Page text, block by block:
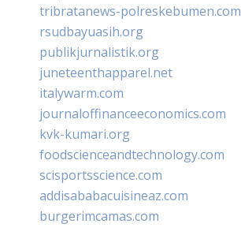
tribratanews-polreskebumen.com
rsudbayuasih.org
publikjurnalistik.org
juneteenthapparel.net
italywarm.com
journaloffinanceeconomics.com
kvk-kumari.org
foodscienceandtechnology.com
scisportsscience.com
addisababacuisineaz.com
burgerimcamas.com